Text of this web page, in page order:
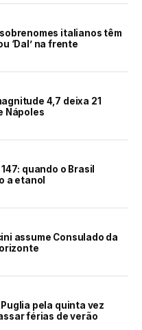
italianos têm
ou ‘Dal’ na frente
4,7 deixa 21
Nápoles
quando o Brasil
a etanol
assume Consulado da
pela quinta vez
férias de verão